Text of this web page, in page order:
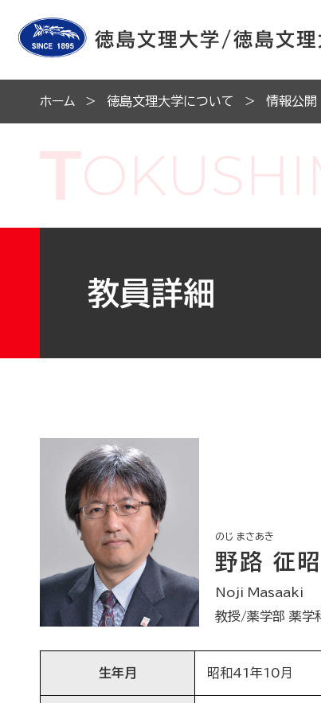
ホーム 徳島文理大学について 情報公開
教員詳細
のじ まさあき
野路 征昭
Noji Masaaki
教授/薬学部 薬学
生年月 昭和41年10月